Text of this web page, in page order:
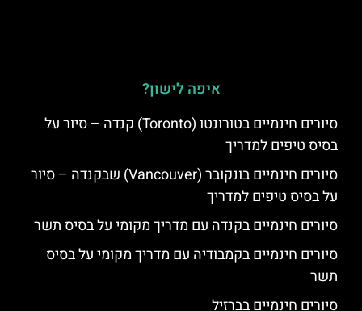
איפה לישון?
סיורים חינמיים בטורונטו (Toronto) קנדה – סיור על
בסיס טיפים למדריך
סיורים חינמיים בונקובר (Vancouver) שבקנדה – סיור
על בסיס טיפים למדריך
סיורים חינמיים בקנדה עם מדריך מקומי על בסיס תשר
סיורים חינמיים בקמבודיה עם מדריך מקומי על בסיס
תשר
סיורים חינמיים בברזיל